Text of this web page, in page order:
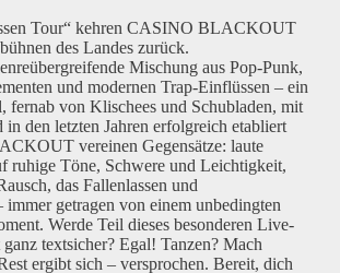
Tour“ kehren CASINO BLACKOUT
des Landes zurück.
Mischung aus Pop-Punk,
und modernen Trap-Einflüssen – ein
fernab von Klischees und Schubladen, mit
in den letzten Jahren erfolgreich etabliert
vereinen Gegensätze: laute
ruhige Töne, Schwere und Leichtigkeit,
das Fallenlassen und
immer getragen von einem unbedingten
Werde Teil dieses besonderen Live-
textsicher? Egal! Tanzen? Mach
ergibt sich – versprochen. Bereit, dich